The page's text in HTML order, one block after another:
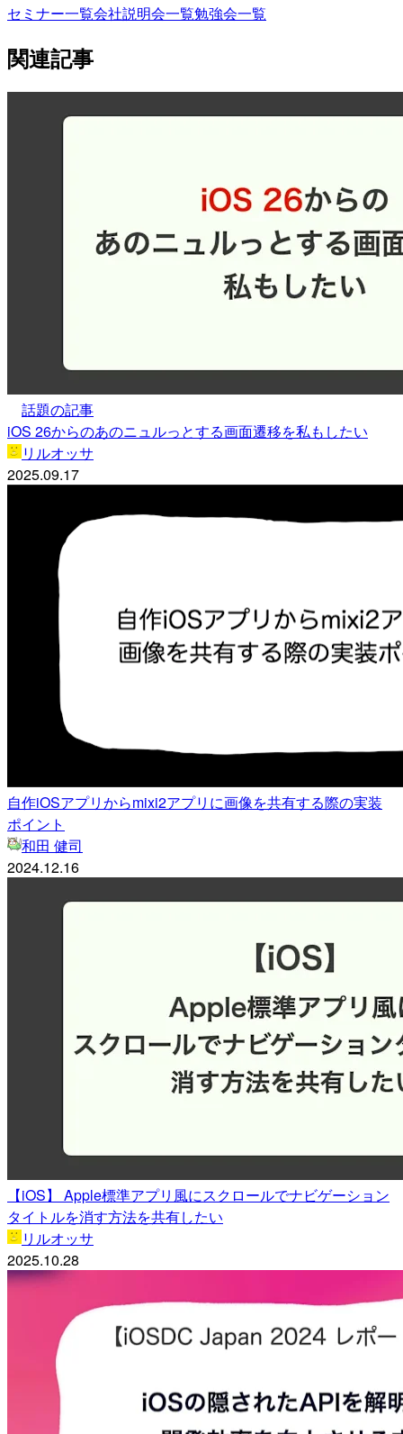
セミナー一覧会社説明会一覧勉強会一覧
関連記事
話題の記事
iOS 26からのあのニュルっとする画面遷移を私もしたい
リルオッサ
2025.09.17
自作iOSアプリからmixi2アプリに画像を共有する際の実装
ポイント
和田 健司
2024.12.16
【iOS】 Apple標準アプリ風にスクロールでナビゲーション
タイトルを消す方法を共有したい
リルオッサ
2025.10.28